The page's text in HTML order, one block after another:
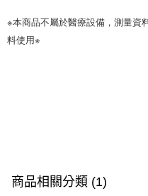
※本商品不屬於醫療設備，測量資
料使用※
商品相關分類 (1)